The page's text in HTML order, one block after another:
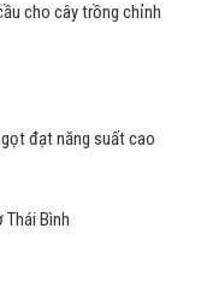
cho cây trồng chỉnh
đạt năng suất cao
Bình